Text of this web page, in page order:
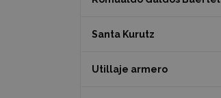
Santa Kurutz
Utillaje armero